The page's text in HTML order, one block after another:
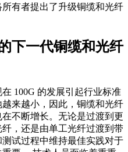
有者提出了升级铜缆和光纤
下一代铜缆和光纤
100G 的发展引起行业标准
来越小，因此，铜缆和光纤
不断增长。无论是过渡到更
，还是由单工光纤过渡到带
试过程中维持最佳实践对于